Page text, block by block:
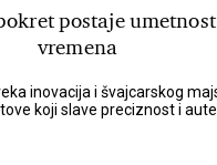
postaje
vremena
inovacija i švajcarskog
koji slave preciznost i